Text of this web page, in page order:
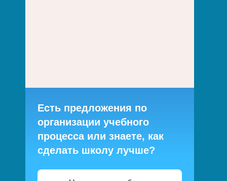
Есть предложения по
организации учебного
процесса или знаете, как
сделать школу лучше?